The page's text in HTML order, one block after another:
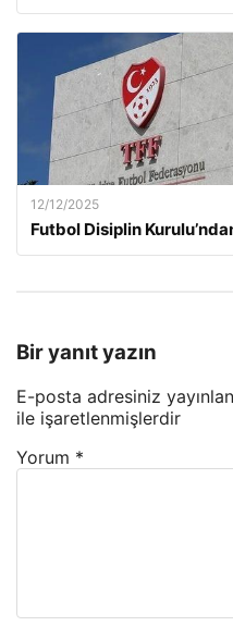
12/12/2025
Futbol Disiplin
Bir yanıt yazın
E-posta adresiniz
ile işaretlenmişlerdir
Yorum *